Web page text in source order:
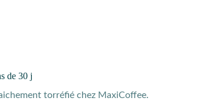
de 30 j
torréfié chez MaxiCoffee.